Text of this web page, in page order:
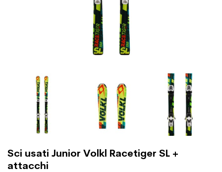
Sci usati Junior Volkl Racetiger SL +
attacchi